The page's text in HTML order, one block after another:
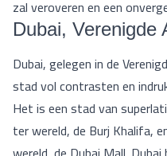
zal veroveren en een
Dubai, Verenigde
Dubai, gelegen in de
stad vol contrasten en
Het is een stad van
ter wereld, de Burj Khalifa,